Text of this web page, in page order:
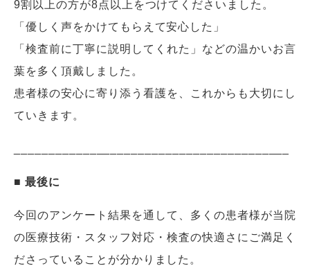
9割以上の方が8点以上をつけてくださいました。
「優しく声をかけてもらえて安心した」
「検査前に丁寧に説明してくれた」などの温かいお言
葉を多く頂戴しました。
患者様の安心に寄り添う看護を、これからも大切にし
ていきます。
■ 最後に
今回のアンケート結果を通して、多くの患者様が当院
の医療技術・スタッフ対応・検査の快適さにご満足く
ださっていることが分かりました。